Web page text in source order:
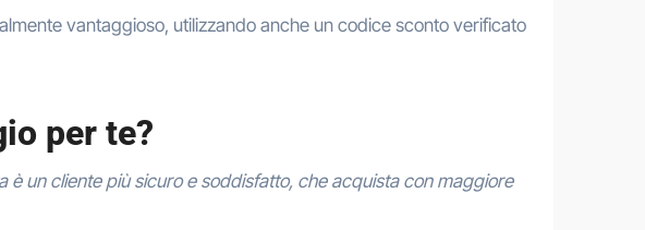
vantaggioso, utilizzando anche un codice sconto verificato
per te?
è un cliente più sicuro e soddisfatto, che acquista con maggiore